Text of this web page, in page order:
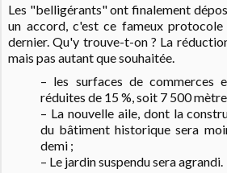
Les "belligérants" ont finalement
un accord, c'est ce fameux
dernier. Qu'y trouve-t-on ? La
mais pas autant que souhaitée.
– les surfaces de commerces
réduites de 15 %, soit 7 500
– La nouvelle aile, dont la
du bâtiment historique sera
demi ;
– Le jardin suspendu sera agrandi.